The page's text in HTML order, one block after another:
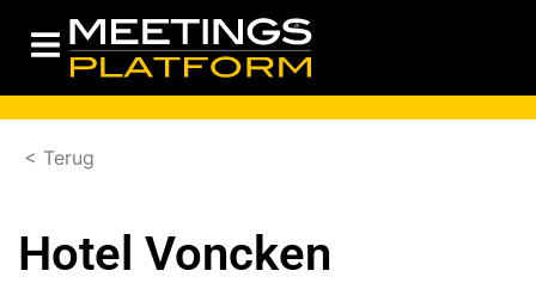
< Terug
Hotel Voncken